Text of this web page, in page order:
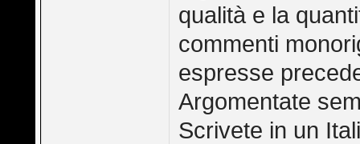
qualità e la
commenti
espresse
Argomentate
Scrivete in un